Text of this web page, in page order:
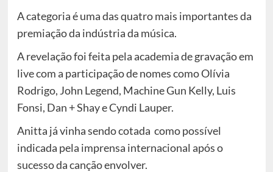
A categoria é uma das quatro mais importantes da
premiação da indústria da música.
A revelação foi feita pela academia de gravação em
live com a participação de nomes como Olívia
Rodrigo, John Legend, Machine Gun Kelly, Luis
Fonsi, Dan + Shay e Cyndi Lauper.
Anitta já vinha sendo cotada como possível
indicada pela imprensa internacional após o
sucesso da canção envolver.